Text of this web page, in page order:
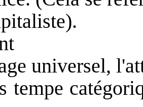
universel,
tempe